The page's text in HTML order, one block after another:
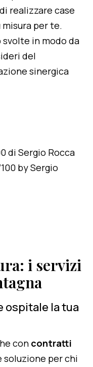
realizzare case
per te.
in modo da
del
sinergica
i servizi
ospitale la tua
con contratti
soluzione per chi